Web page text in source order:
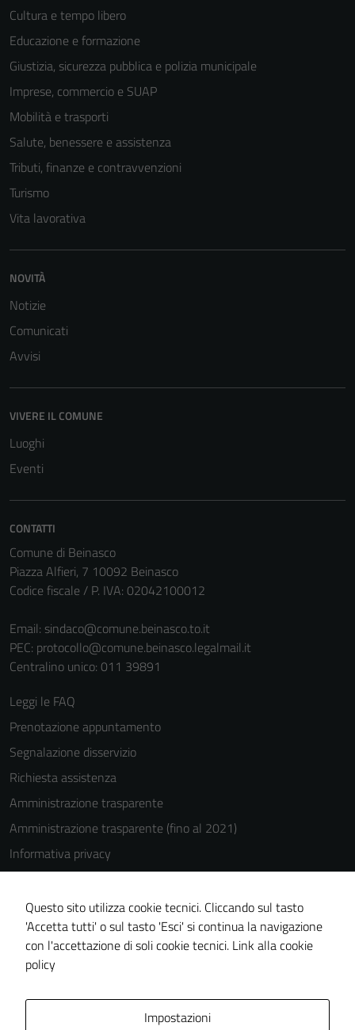
Cultura e tempo libero
Educazione e formazione
Giustizia, sicurezza pubblica e polizia municipale
Imprese, commercio e SUAP
Mobilità e trasporti
Salute, benessere e assistenza
Tributi, finanze e contravvenzioni
Turismo
Vita lavorativa
NOVITÀ
Notizie
Comunicati
Avvisi
VIVERE IL COMUNE
Luoghi
Eventi
CONTATTI
Comune di Beinasco
Piazza Alfieri, 7 10092 Beinasco
Codice fiscale / P. IVA: 02042100012
Email: sindaco@comune.beinasco.to.it
PEC: protocollo@comune.beinasco.legalmail.it
Centralino unico: 011 39891
Leggi le FAQ
Prenotazione appuntamento
Segnalazione disservizio
Richiesta assistenza
Amministrazione trasparente
Amministrazione trasparente (fino al 2021)
Informativa privacy
Cookie Policy
Note legali
Dichiarazione di accessibilità
Piano di miglioramento del sito
Questo sito utilizza cookie tecnici. Cliccando sul tasto
'Accetta tutti' o sul tasto 'Esci' si continua la navigazione
con l'accettazione di soli cookie tecnici. Link alla cookie
policy
Impostazioni
sono necessari
Questi cookie